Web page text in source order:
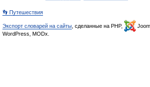
👣 Путешествия
Экспорт словарей на сайты , сделанные на PHP,
WordPress, MODx.